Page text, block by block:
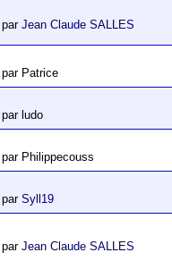
parJean Claude SALLES
par Patrice
par ludo
par Philippecouss
parSyll19
parJean Claude SALLES